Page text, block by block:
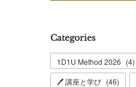
Categories
1D1U Method 2026 (4)
🖊 講座と学び (46)